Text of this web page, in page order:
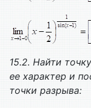
15.2. Найти
ее характер и
точки разрыва: